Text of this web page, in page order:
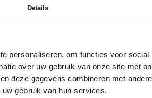
Details
personaliseren, om functies voor
over uw gebruik van onze site met
deze gegevens combineren met
gebruik van hun services.
8 Gb
512 Gb PCle NVMe
Intel Iris Xe
-
Ja